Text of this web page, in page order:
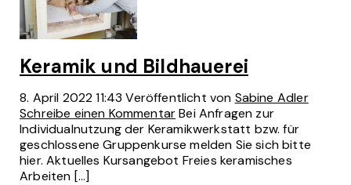
Keramik und Bildhauerei
8. April 2022 11:43Veröffentlicht von Sabine Adler
Schreibe einen Kommentar Bei Anfragen zur
Individualnutzung der Keramikwerkstatt bzw. für
geschlossene Gruppenkurse melden Sie sich bitte
hier. Aktuelles Kursangebot Freies keramisches
Arbeiten […]